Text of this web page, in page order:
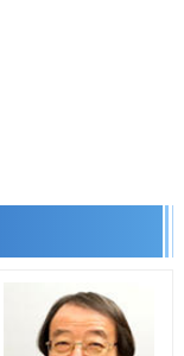
的介電材料，已驗
仍有較大差距
數至少減半，重點強
明即便DNA相同反應
，在轉移性尿路上皮
馬場錬成